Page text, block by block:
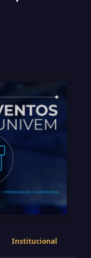
Institucional